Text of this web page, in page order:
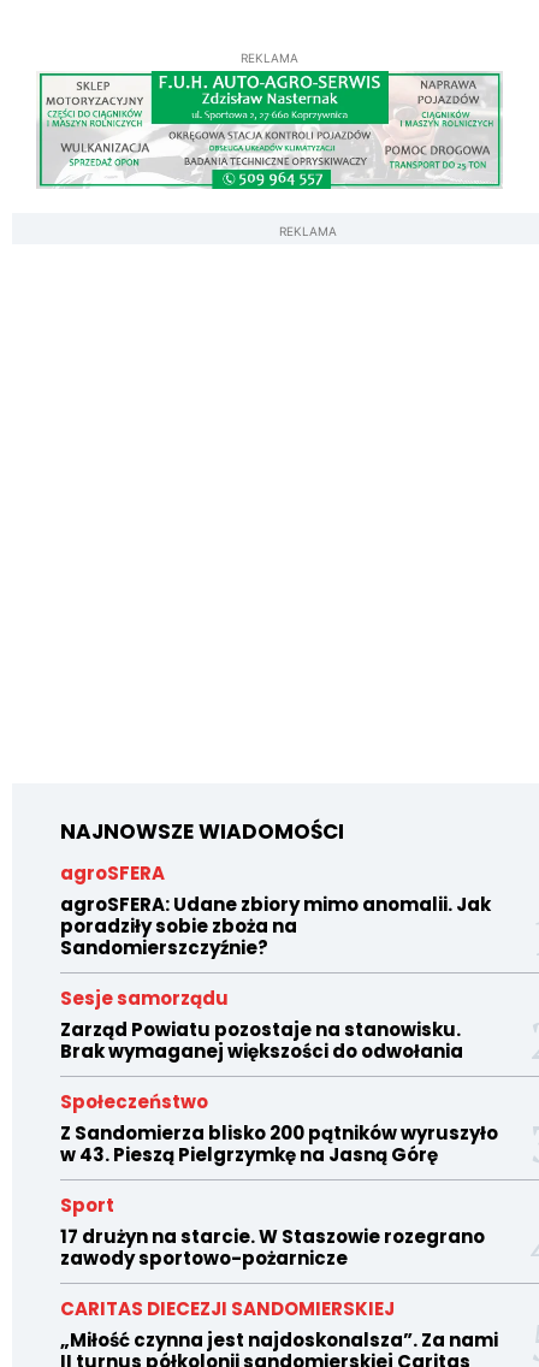
REKLAMA
REKLAMA
NAJNOWSZE WIADOMOŚCI
agroSFERA
agroSFERA: Udane zbiory mimo anomalii. Jak
poradziły sobie zboża na
Sandomierszczyźnie?
Sesje samorządu
Zarząd Powiatu pozostaje na stanowisku.
Brak wymaganej większości do odwołania
Społeczeństwo
Z Sandomierza blisko 200 pątników wyruszyło
w 43. Pieszą Pielgrzymkę na Jasną Górę
Sport
17 drużyn na starcie. W Staszowie rozegrano
zawody sportowo-pożarnicze
CARITAS DIECEZJI SANDOMIERSKIEJ
„Miłość czynna jest najdoskonalsza”. Za nami
II turnus półkolonii sandomierskiej Caritas